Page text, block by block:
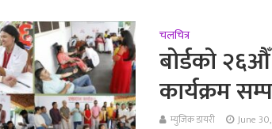
चलचित्र
बोर्डको २६औँ
कार्यक्रम
म्युजिक डायरी June